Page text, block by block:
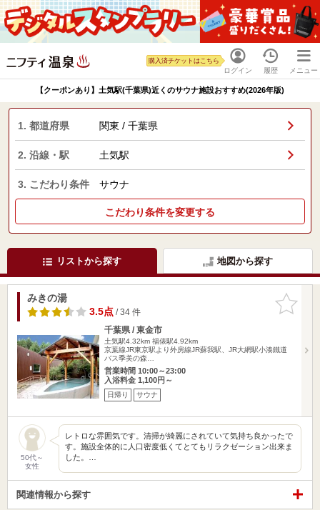
ログイン
購入済チケットはこちら
履歴 メニュー
【クーポンあり】土気駅(千葉県)近くのサウナ施設おすすめ(2026年版)
1. 都道府県 関東 / 千葉県
2. 沿線・駅 土気駅
3. こだわり条件 サウナ
こだわり条件を変更する
リストから探す 地図から探す
お気に入
りに追加
みきの湯
3.5点/ 34 件
千葉県 / 東金市
土気駅4.32km 福俵駅4.92km
京葉線JR東京駅より外房線JR蘇我駅、JR大網駅小湊鐵道
バス季美の森…
営業時間 10:00～23:00
入浴料金 1,100円～
日帰り サウナ
50代～
女性
レトロな雰囲気です。清掃が綺麗にされていて気持ち良かったで
す。施設全体的に人口密度低くてとてもリラクゼーション出来ま
した。…
関連情報から探す